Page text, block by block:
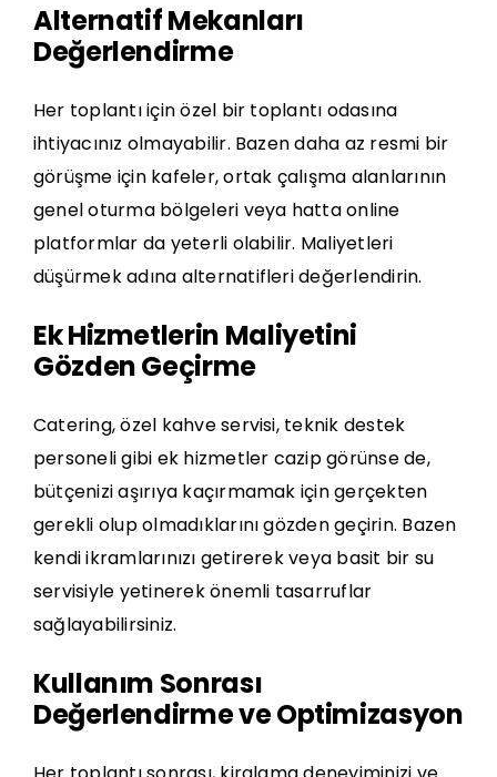
Alternatif Mekanları
Değerlendirme
Her toplantı için özel bir toplantı odasına
ihtiyacınız olmayabilir. Bazen daha az resmi bir
görüşme için kafeler, ortak çalışma alanlarının
genel oturma bölgeleri veya hatta online
platformlar da yeterli olabilir. Maliyetleri
düşürmek adına alternatifleri değerlendirin.
Ek Hizmetlerin Maliyetini
Gözden Geçirme
Catering, özel kahve servisi, teknik destek
personeli gibi ek hizmetler cazip görünse de,
bütçenizi aşırıya kaçırmamak için gerçekten
gerekli olup olmadıklarını gözden geçirin. Bazen
kendi ikramlarınızı getirerek veya basit bir su
servisiyle yetinerek önemli tasarruflar
sağlayabilirsiniz.
Kullanım Sonrası
Değerlendirme ve Optimizasyon